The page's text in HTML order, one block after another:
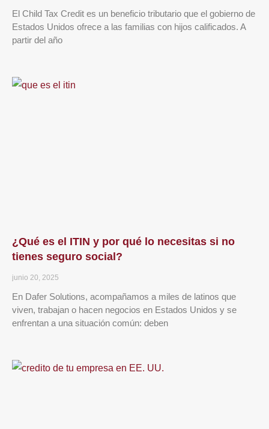
El Child Tax Credit es un beneficio tributario que el gobierno de
Estados Unidos ofrece a las familias con hijos calificados. A
partir del año
¿Qué es el ITIN y por qué lo necesitas si no
tienes seguro social?
junio 20, 2025
En Dafer Solutions, acompañamos a miles de latinos que
viven, trabajan o hacen negocios en Estados Unidos y se
enfrentan a una situación común: deben